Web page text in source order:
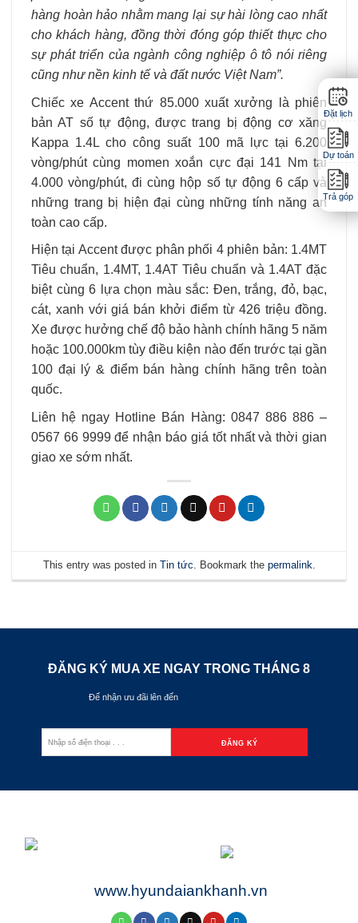
hàng hoàn hảo nhằm mang lại sự hài lòng cao nhất
cho khách hàng, đồng thời đóng góp thiết thực cho
sự phát triển của ngành công nghiệp ô tô nói riêng
cũng như nền kinh tế và đất nước Việt Nam”.
Chiếc xe Accent thứ 85.000 xuất xưởng là phiên
bản AT số tự động, được trang bị động cơ xăng
Kappa 1.4L cho công suất 100 mã lực tại 6.200
vòng/phút cùng momen xoắn cực đại 141 Nm tại
4.000 vòng/phút, đi cùng hộp số tự động 6 cấp và
những trang bị hiện đại cùng những tính năng an
toàn cao cấp.
Hiện tại Accent được phân phối 4 phiên bản: 1.4MT
Tiêu chuẩn, 1.4MT, 1.4AT Tiêu chuẩn và 1.4AT đặc
biệt cùng 6 lựa chọn màu sắc: Đen, trắng, đỏ, bạc,
cát, xanh với giá bán khởi điểm từ 426 triệu đồng.
Xe được hưởng chế độ bảo hành chính hãng 5 năm
hoặc 100.000km tùy điều kiện nào đến trước tại gần
100 đại lý & điểm bán hàng chính hãng trên toàn
quốc.
Liên hệ ngay Hotline Bán Hàng: 0847 886 886 –
0567 66 9999 để nhận báo giá tốt nhất và thời gian
giao xe sớm nhất.
This entry was posted in Tin tức . Bookmark the permalink
ĐĂNG KÝ MUA XE NGAY TRONG THÁNG 8
Để nhận ưu đãi lên đến
www.hyundaiankhanh.vn
Đặt lịch
Dự toán
Trả góp